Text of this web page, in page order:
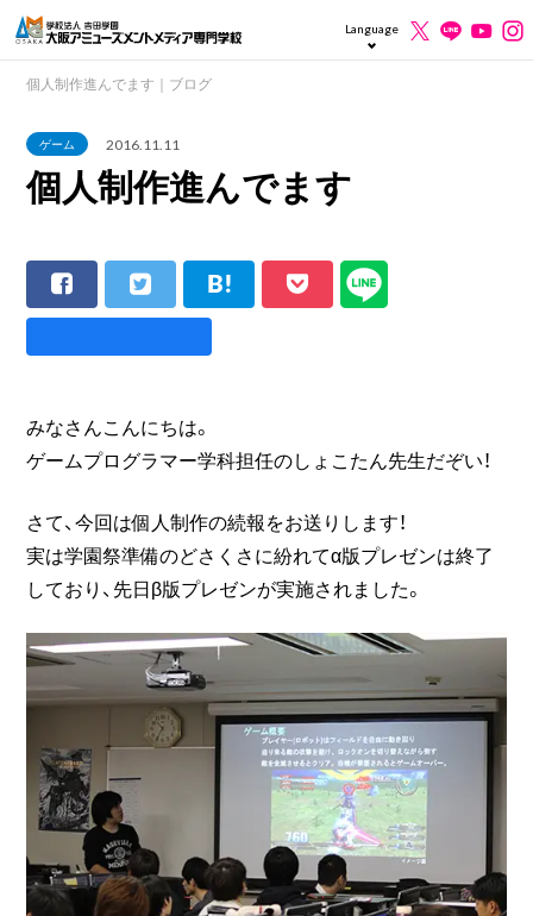
Language
個人制作進んでます｜ブログ
ゲーム 2016.11.11
個人制作進んでます
みなさんこんにちは。
ゲームプログラマー学科担任のしょこたん先生だぞい！
さて、今回は個人制作の続報をお送りします！
実は学園祭準備のどさくさに紛れてα版プレゼンは終了
しており、先日β版プレゼンが実施されました。